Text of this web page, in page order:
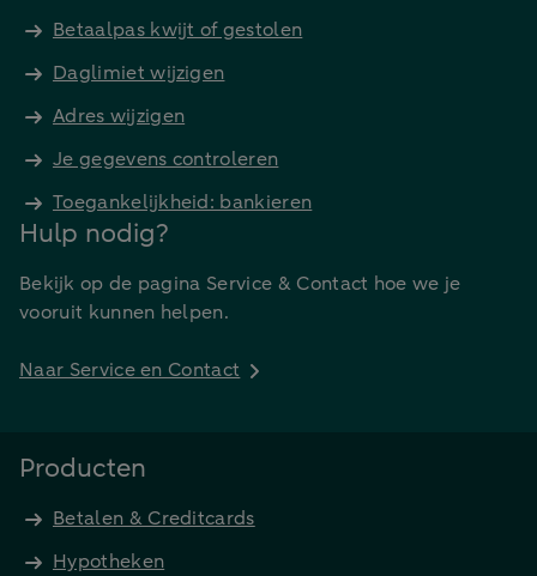
Betaalpas kwijt of gestolen
Daglimiet wijzigen
Adres wijzigen
Je gegevens controleren
Toegankelijkheid: bankieren
Hulp nodig?
Bekijk op de pagina Service & Contact hoe we je
vooruit kunnen helpen.
Naar Service en Contact
Producten
Betalen & Creditcards
Hypotheken